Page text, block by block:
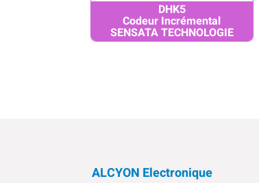
DHK5
Codeur Incrémental
SENSATA TECHNOLOGIE
ALCYON Electronique